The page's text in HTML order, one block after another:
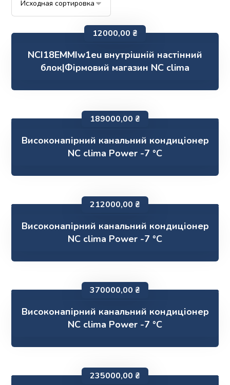
NCI18EMMIw1eu внутрішній настінний
блок|Фірмовий магазин NC clima
12000,00 ₴
Високонапірний канальний кондиціонер
NC clima Power -7 °C
189000,00 ₴
Високонапірний канальний кондиціонер
NC clima Power -7 °C
212000,00 ₴
Високонапірний канальний кондиціонер
NC clima Power -7 °C
370000,00 ₴
235000,00 ₴